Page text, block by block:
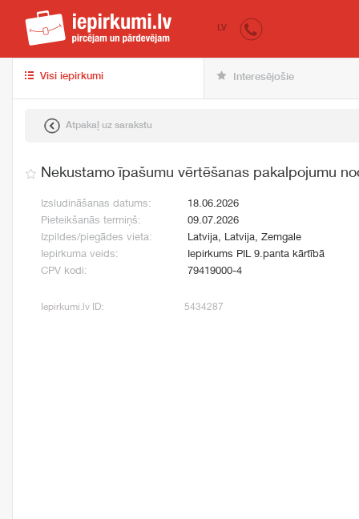
iepirkumi.lv
LV
Visi iepirkumi Interesējošie
Atpakaļ uz sarakstu
Nekustamo īpašumu vērtēšanas pakalpojumu
Izsludināšanas datums:
18.06.2026
Pieteikšanās termiņš:
09.07.2026
Izpildes/piegādes vieta:
Latvija, Latvija, Zemgale
Iepirkuma veids:
Iepirkums PIL 9.panta kārtībā
CPV kodi:
79419000-4
Iepirkumi.lv ID: 5434287